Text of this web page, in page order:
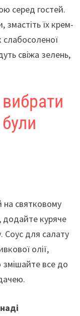
серед гостей.
їх крем-
слабосоленої
свіжа зелень,
святковому
додайте куряче
Соус для салату
олії,
все до